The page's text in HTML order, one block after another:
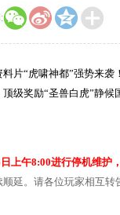
游戏专题

片“虎啸神都”强势来
级奖励“圣兽白虎”静
上午8:00进行停机维护
延。请各位玩家相互转